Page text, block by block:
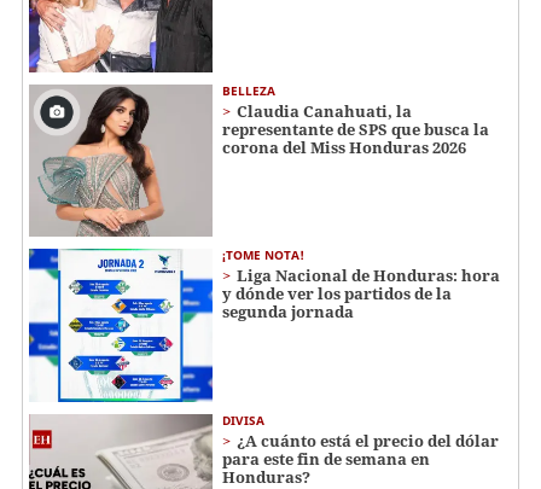
BELLEZA
Claudia Canahuati, la
representante de SPS que busca la
corona del Miss Honduras 2026
¡TOME NOTA!
Liga Nacional de Honduras: hora
y dónde ver los partidos de la
segunda jornada
DIVISA
¿A cuánto está el precio del dólar
para este fin de semana en
Honduras?